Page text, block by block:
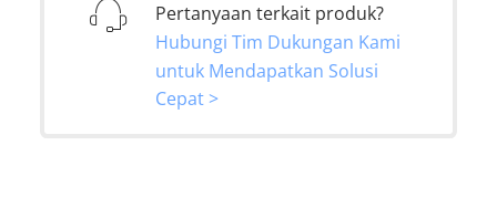
Pertanyaan terkait produk?
Hubungi Tim Dukungan Kami
untuk Mendapatkan Solusi
Cepat >